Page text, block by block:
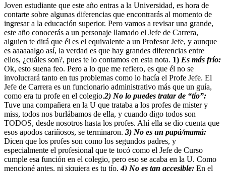
Joven estudiante que este año entras a la Universidad, es hora de
contarte sobre algunas diferencias que encontrarás al momento de
ingresar a la educación superior. Pero vamos a revisar una grande,
este año conocerás a un personaje llamado el Jefe de Carrera,
alguien te dirá que él es el equivalente a un Profesor Jefe, y aunque
es aaaaaalgo así, la verdad es que hay grandes diferencias entre
ellos, ¿cuáles son?, pues te lo contamos en esta nota. 1) Es más frío:
Ok, esto suena feo. Pero a lo que me refiero, es que él no se
involucrará tanto en tus problemas como lo hacía el Profe Jefe. El
Jefe de Carrera es un funcionario administrativo más que un guía,
como era tu profe en el colegio.2) No lo puedes tratar de “tío”:
Tuve una compañera en la U que trataba a los profes de mister y
miss, todos nos burlábamos de ella, y cuando digo todos son
TODOS, desde nosotros hasta los profes. Ahí ella se dio cuenta que
esos apodos cariñosos, se terminaron. 3) No es un papá/mamá:
Dicen que los profes son como los segundos padres, y
especialmente el profesional que te tocó como el Jefe de Curso
cumple esa función en el colegio, pero eso se acaba en la U. Como
mencioné antes, ni siquiera es tu tío.4) No es tan accesible: En el